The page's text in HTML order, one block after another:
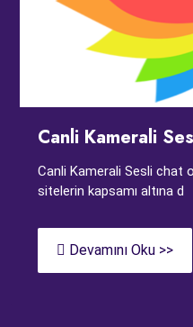
Canli Kamerali
Canli Kamerali Sesli chat
sitelerin kapsamı altına d
Devamını Oku >>